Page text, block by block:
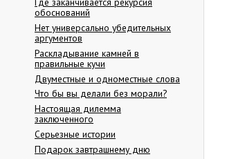
обоснований
Нет универсально убедительных
аргументов
Раскладывание камней в
правильные кучи
Двуместные и одноместные слова
Что бы вы делали без морали?
Настоящая дилемма
заключенного
Серьезные истории
Подарок завтрашнему дню